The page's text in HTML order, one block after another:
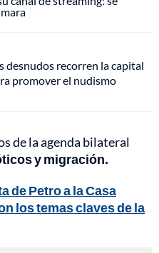
desnudos recorren la capital
promover el nudismo
de la agenda bilateral
y migración.
de Petro a la Casa
los temas claves de la